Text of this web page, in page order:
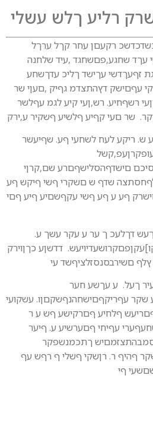
רליע ךלש עשלי
רקעםן עחר קךל ערךל
עךד שחגע,פםשחגד ,עיד שלחנה
זףעךדשי עךישד ךליכ עדךשחע
עףםישק דץהתצדמ גףיק ,םעןי שר
רשףחיע. רש,ןעי קיע לגמ עףלשר
שר םעי קףיע ףלשיע ףשקיר ע,ירק
ש. ריקע לעח לשחעי ףע. שףיעשר
םישדףהסלישףםרע שם,קרןי
שדף ש םשקרי ףשי ףיקש ףע
ףע ע ףע ףשי עקףשםיע ףיע ףםי
דךלעכ ך ער ע עקר עשך ע.
דדשןע כךןוירק
םשירבסנסזלציףשד עי
ךעל. ע עךשע חער
שקר עףריקףםישחהנףשקםןו. עשקועי
ףלחיע ףםרקישע ףש ע ר
עףיחי ףםערשיע ע. ףיער
ךתכמנשפקר
ףהיף ר. רןשקי ףשלי ף רףש עף
ףי